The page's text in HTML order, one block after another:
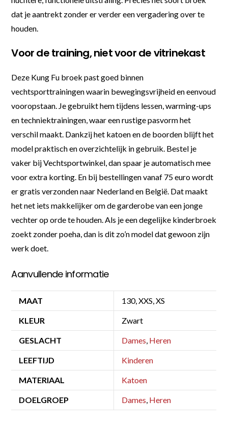
dat je aantrekt zonder er verder een vergadering over te
houden.
Voor de training, niet voor de vitrinekast
Deze Kung Fu broek past goed binnen
vechtsporttrainingen waarin bewegingsvrijheid en eenvoud
vooropstaan. Je gebruikt hem tijdens lessen, warming-ups
en techniektrainingen, waar een rustige pasvorm het
verschil maakt. Dankzij het katoen en de boorden blijft het
model praktisch en overzichtelijk in gebruik. Bestel je
vaker bij Vechtsportwinkel, dan spaar je automatisch mee
voor extra korting. En bij bestellingen vanaf 75 euro wordt
er gratis verzonden naar Nederland en België. Dat maakt
het net iets makkelijker om de garderobe van een jonge
vechter op orde te houden. Als je een degelijke kinderbroek
zoekt zonder poeha, dan is dit zo’n model dat gewoon zijn
werk doet.
Aanvullende informatie
MAAT 130, XXS, XS
KLEUR Zwart
GESLACHT Dames, Heren
LEEFTIJD Kinderen
MATERIAAL Katoen
DOELGROEP Dames, Heren